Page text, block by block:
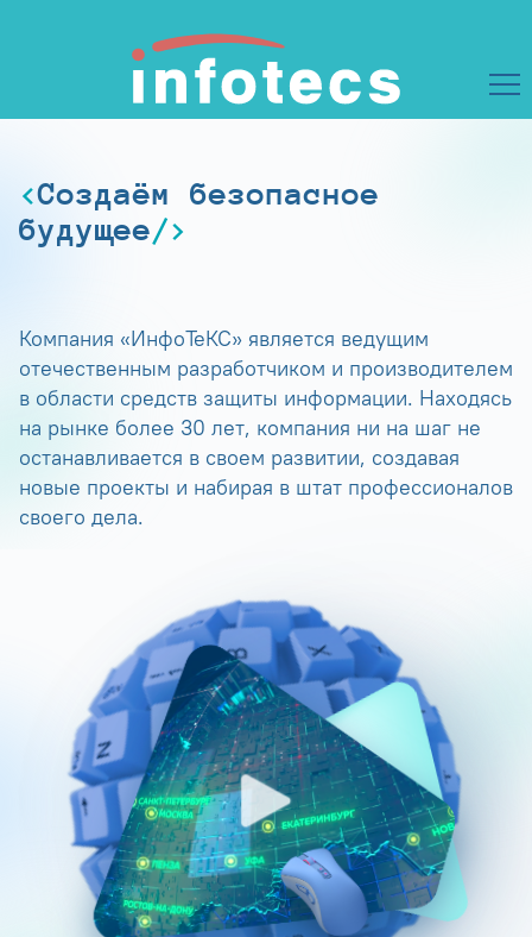
Создаём безопасное
будущее
Компания «ИнфоТеКС» является ведущим
отечественным разработчиком и производителем
в области средств защиты информации. Находясь
на рынке более 30 лет, компания ни на шаг не
останавливается в своем развитии, создавая
новые проекты и набирая в штат профессионалов
своего дела.